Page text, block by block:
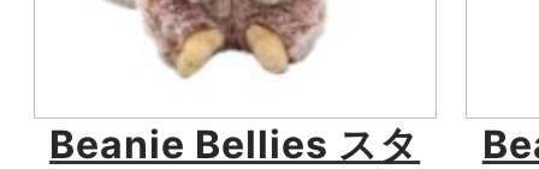
Beanie Bellies スタ